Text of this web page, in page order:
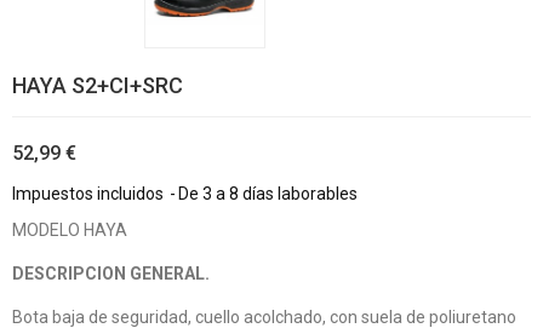
HAYA S2+CI+SRC
52,99 €
Impuestos incluidos
De 3 a 8 días laborables
MODELO HAYA
DESCRIPCION GENERAL.
Bota baja de seguridad, cuello acolchado, con suela de poliuretano